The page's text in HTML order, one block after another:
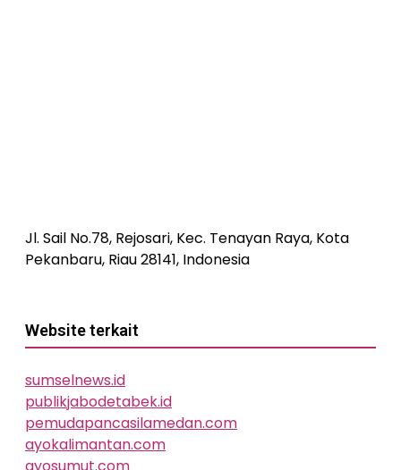
Jl. Sail No.78, Rejosari, Kec. Tenayan Raya, Kota
Pekanbaru, Riau 28141, Indonesia
Website terkait
sumselnews.id
publikjabodetabek.id
pemudapancasilamedan.com
ayokalimantan.com